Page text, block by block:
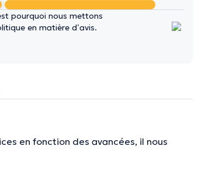
pourquoi nous mettons
en matière d’avis.
en fonction des avancées, il nous